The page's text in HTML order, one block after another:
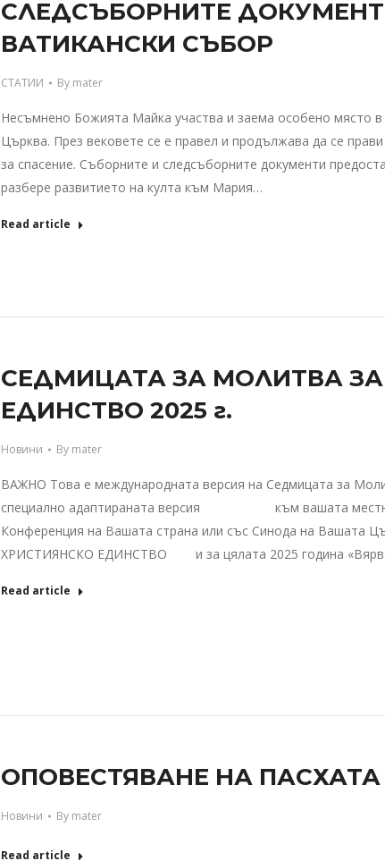
СЛЕДСЪБОРНИТЕ
ВАТИКАНСКИ СЪБОР
СТАТИИ By mater
Несъмнено Божията Майка участва и заема особено място
Църква. През вековете се е правел и продължава да се
за спасение. Съборните и следсъборните документи
разбере развитието на култа към Мария…
Read article
СЕДМИЦАТА ЗА МОЛИТВА
ЕДИНСТВО 2025 г.
Новини By mater
ВАЖНО Това е международната версия на Седмицата за
специално адаптираната версия към вашата местна
Конференция на Вашата страна или със Синода на
ХРИСТИЯНСКО ЕДИНСТВО и за цялата 2025 година
Read article
ОПОВЕСТЯВАНЕ НА ПАСХАТА
Новини By mater
Read article